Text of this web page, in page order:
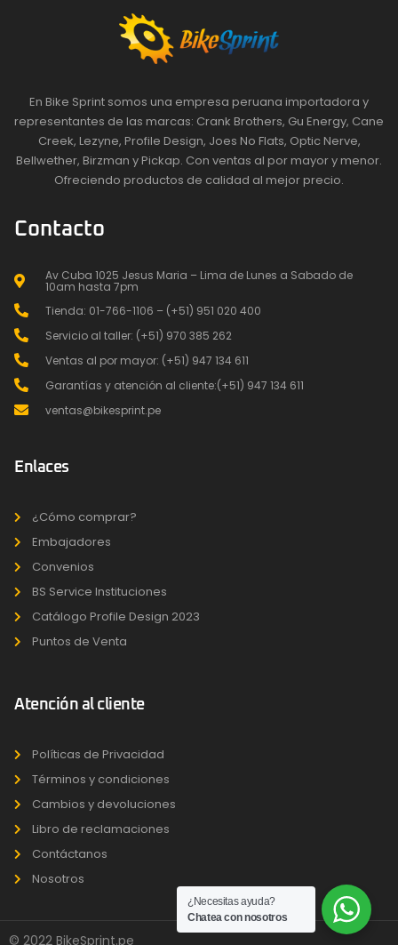
En Bike Sprint somos una empresa peruana importadora y
representantes de las marcas: Crank Brothers, Gu Energy, Cane
Creek, Lezyne, Profile Design, Joes No Flats, Optic Nerve,
Bellwether, Birzman y Pickap. Con ventas al por mayor y menor.
Ofreciendo productos de calidad al mejor precio.
Contacto
Av Cuba 1025 Jesus Maria – Lima de Lunes a Sabado de
10am hasta 7pm
Tienda: 01-766-1106 – (+51) 951 020 400
Servicio al taller: (+51) 970 385 262
Ventas al por mayor: (+51) 947 134 611
Garantías y atención al cliente:(+51) 947 134 611
ventas@bikesprint.pe
Enlaces
¿Cómo comprar?
Embajadores
Convenios
BS Service Instituciones
Catálogo Profile Design 2023
Puntos de Venta
Atención al cliente
Políticas de Privacidad
Términos y condiciones
Cambios y devoluciones
Libro de reclamaciones
Contáctanos
Nosotros
© 2022 BikeSprint.pe
¿Necesitas ayuda?
Chatea con nosotros